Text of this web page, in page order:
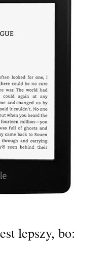
lepszy, bo: